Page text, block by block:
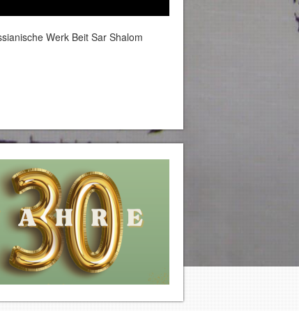
Werk Beit Sar Shalom